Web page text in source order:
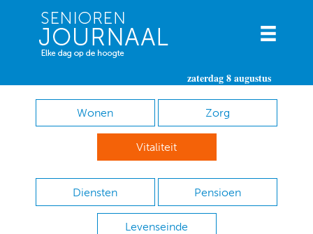
zaterdag 8 augustus
Wonen Zorg
Vitaliteit
Diensten Pensioen
Levenseinde